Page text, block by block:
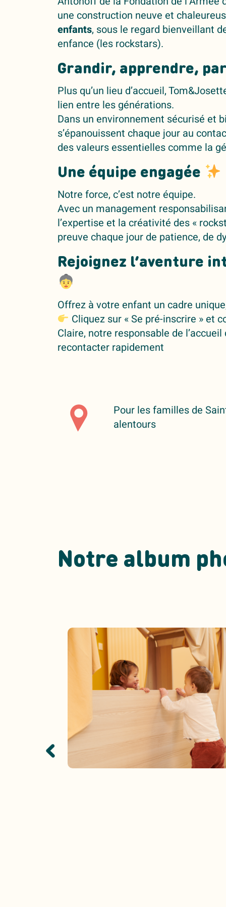
une construction neuve et
enfants, sous le regard bienveillant
enfance (les rockstars).
Grandir, apprendre,
Plus qu’un lieu d’accueil,
lien entre les générations.
Dans un environnement sécurisé et
s’épanouissent chaque jour au
des valeurs essentielles comme la
Une équipe engagée
Notre force, c’est notre équipe.
Avec un management
l’expertise et la créativité des «
preuve chaque jour de patience, de
Rejoignez l’aventure
Offrez à votre enfant un cadre
Cliquez sur « Se pré-inscrire » et
Claire, notre responsable de
recontacter rapidement
Pour les familles de
alentours
Notre album